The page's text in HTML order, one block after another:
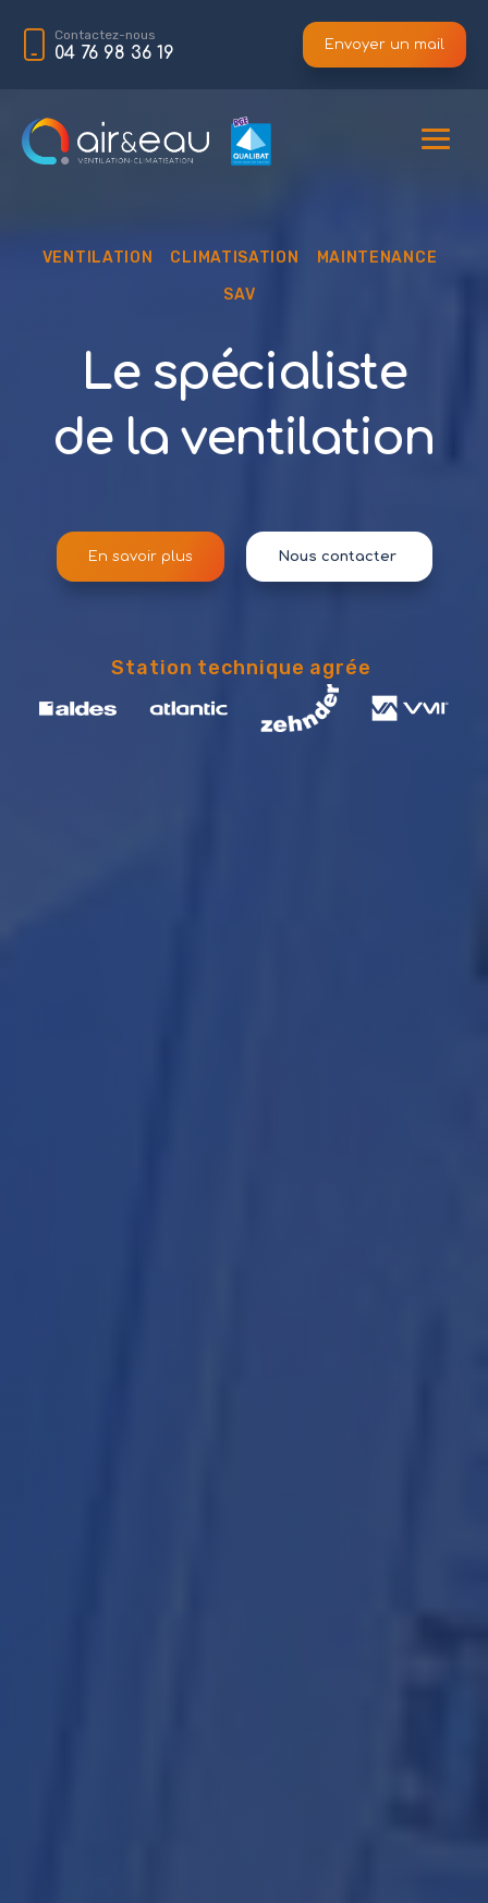
Navigation
principale
Contactez-nous
04 76 98 36 19 Envoyer un mail
VENTILATION CLIMATISATION
MAINTENANCE
SAV
Le spécialiste
de la ventilation
En savoir plus Nous contacter
Station technique agrée